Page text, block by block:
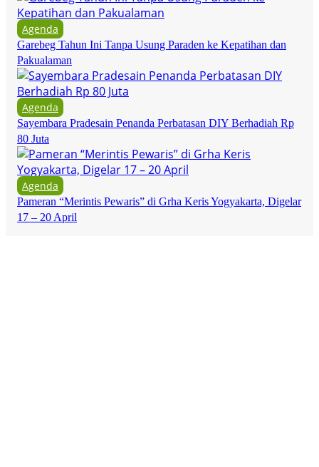
Agenda
Garebeg Tahun Ini Tanpa Usung Paraden ke Kepatihan dan
Pakualaman
Agenda
Sayembara Pradesain Penanda Perbatasan DIY Berhadiah Rp
80 Juta
Agenda
Pameran “Merintis Pewaris” di Grha Keris Yogyakarta, Digelar
17 – 20 April